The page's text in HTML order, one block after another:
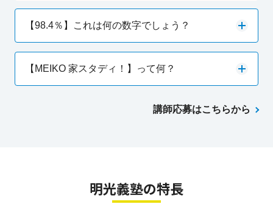
【98.4％】これは何の数字でしょう？
【MEIKO 家スタディ！】って何？
講師応募はこちらから
明光義塾の特長